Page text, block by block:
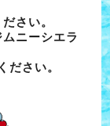
さい。
ニーシエラ
ださい。